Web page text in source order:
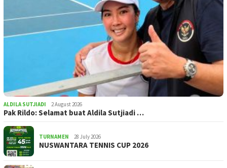
ALDILA SUTJIADI 2 August 2026
Pak Rildo: Selamat buat Aldila Sutjiadi …
TURNAMEN 28 July 2026
NUSWANTARA TENNIS CUP 2026